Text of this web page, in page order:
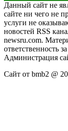
Данный сайт не
сайте ни чего не
услуги не
новостей RSS
newsru.com.
ответственность
Администрация
Сайт от bmb2 @